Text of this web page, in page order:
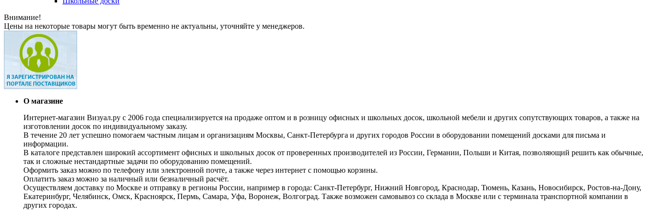
Внимание!
Цены на некоторые товары могут быть временно не актуальны, уточняйте у менеджеров.
О магазине
Интернет-магазин Визуал.ру с 2006 года специализируется на продаже оптом и в розницу офисных и школьных досок, школьной мебели и других сопутствующих товаров, а также на
изготовлении досок по индивидуальному заказу.
В течение 20 лет успешно помогаем частным лицам и организациям Москвы, Санкт-Петербурга и других городов России в оборудовании помещений досками для письма и
информации.
В каталоге представлен широкий ассортимент офисных и школьных досок от проверенных производителей из России, Германии, Польши и Китая, позволяющий решить как обычные,
так и сложные нестандартные задачи по оборудованию помещений.
Оформить заказ можно по телефону или электронной почте, а также через интернет с помощью корзины.
Оплатить заказ можно за наличный или безналичный расчёт.
Осуществляем доставку по Москве и отправку в регионы России, например в города: Санкт-Петербург, Нижний Новгород, Краснодар, Тюмень, Казань, Новосибирск, Ростов-на-Дону,
Екатеринбург, Челябинск, Омск, Красноярск, Пермь, Самара, Уфа, Воронеж, Волгоград. Также возможен самовывоз со склада в Москве или с терминала транспортной компании в
других городах.